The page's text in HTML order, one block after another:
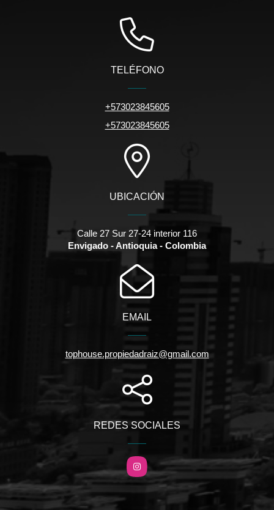
TELÉFONO
+573023845605
+573023845605
UBICACIÓN
Calle 27 Sur 27-24 interior 116
Envigado - Antioquia - Colombia
EMAIL
tophouse.propiedadraiz@gmail.com
REDES SOCIALES
Instagram